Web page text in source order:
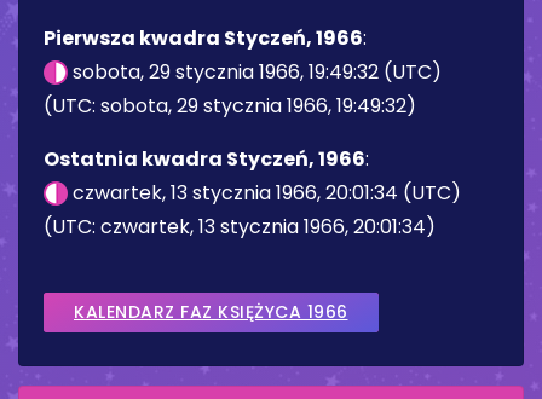
Pierwsza kwadra Styczeń, 1966:
sobota, 29 stycznia 1966, 19:49:32 (UTC)
(UTC: sobota, 29 stycznia 1966, 19:49:32)
Ostatnia kwadra Styczeń, 1966:
czwartek, 13 stycznia 1966, 20:01:34 (UTC)
(UTC: czwartek, 13 stycznia 1966, 20:01:34)
KALENDARZ FAZ KSIĘŻYCA 1966